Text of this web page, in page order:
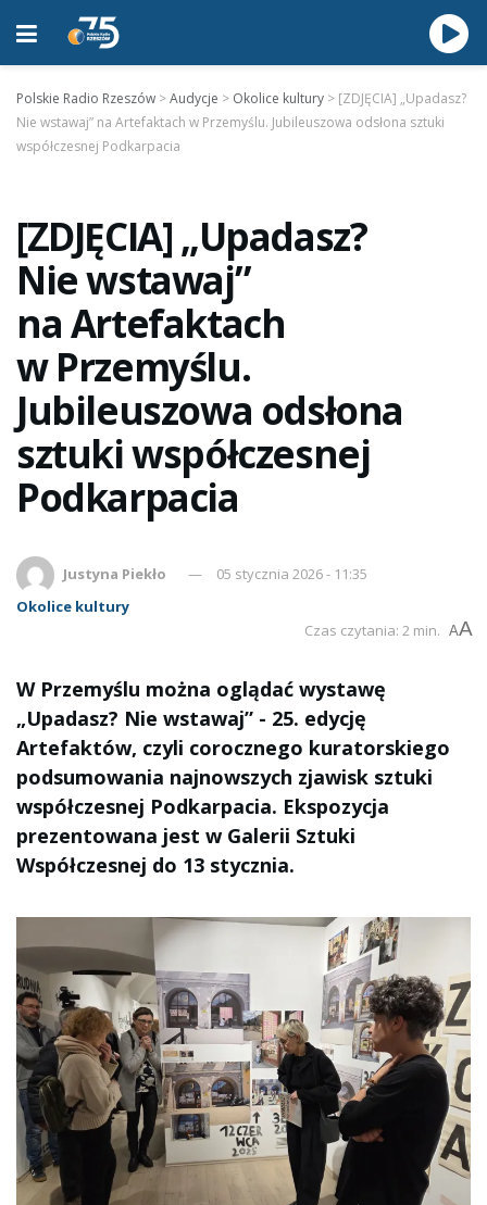
Polskie Radio Rzeszów >Audycje > Okolice kultury > [ZDJĘCIA] „Upadasz?
Nie wstawaj” na Artefaktach w Przemyślu. Jubileuszowa odsłona sztuki
współczesnej Podkarpacia
[ZDJĘCIA] „Upadasz?
Nie wstawaj”
na Artefaktach
w Przemyślu.
Jubileuszowa odsłona
sztuki współczesnej
Podkarpacia
Justyna Piekło
05 stycznia 2026 - 11:35
Okolice kultury
Czas czytania: 2 min. AA
W Przemyślu można oglądać wystawę
„Upadasz? Nie wstawaj” - 25. edycję
Artefaktów, czyli corocznego kuratorskiego
podsumowania najnowszych zjawisk sztuki
współczesnej Podkarpacia. Ekspozycja
prezentowana jest w Galerii Sztuki
Współczesnej do 13 stycznia.